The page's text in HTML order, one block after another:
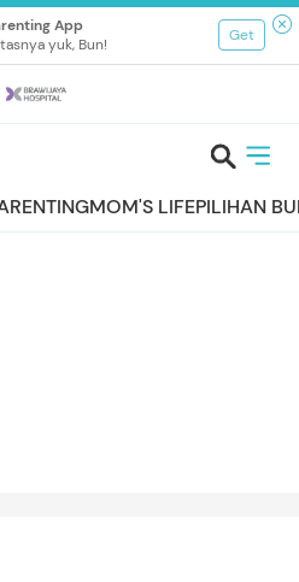
App
yuk, Bun!
Get
MOM'S LIFEPILIHAN